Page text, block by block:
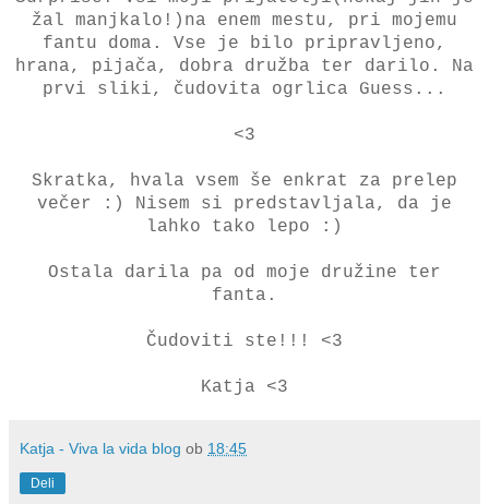
žal manjkalo!)na enem mestu, pri mojemu
fantu doma. Vse je bilo pripravljeno,
hrana, pijača, dobra družba ter darilo. Na
prvi sliki, čudovita ogrlica Guess...
<3
Skratka, hvala vsem še enkrat za prelep
večer :) Nisem si predstavljala, da je
lahko tako lepo :)
Ostala darila pa od moje družine ter
fanta.
Čudoviti ste!!! <3
Katja <3
Katja - Viva la vida blog ob 18:45
Deli